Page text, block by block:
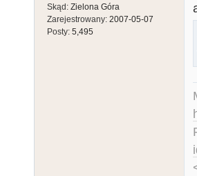
Skąd: Zielona Góra
Zarejestrowany: 2007-05-07
Posty: 5,495